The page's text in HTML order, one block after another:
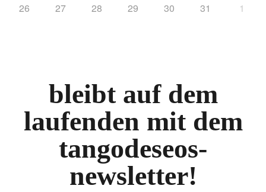
26 27 28 29 30 31 1
bleibt auf dem
laufenden mit dem
tangodeseos-
newsletter!